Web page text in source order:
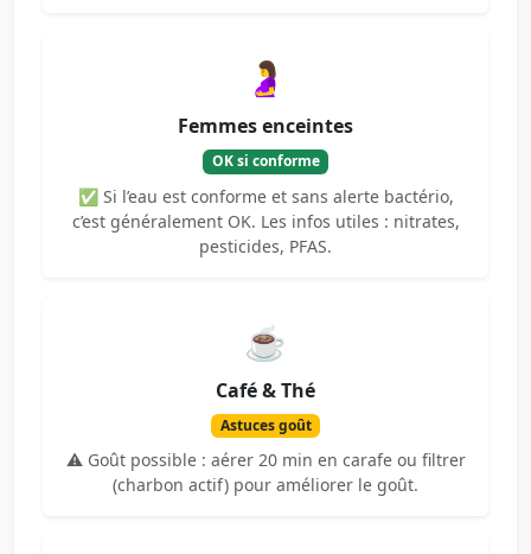
🤰
Femmes enceintes
OK si conforme
✅ Si l’eau est conforme et sans alerte bactério,
c’est généralement OK. Les infos utiles : nitrates,
pesticides, PFAS.
☕
Café & Thé
Astuces goût
⚠️ Goût possible : aérer 20 min en carafe ou filtrer
(charbon actif) pour améliorer le goût.